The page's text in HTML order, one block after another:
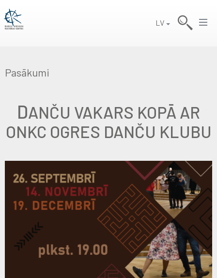
LV
Pasākumi
DANČU VAKARS KOPĀ AR
ONKC OGRES DANČU KLUBU